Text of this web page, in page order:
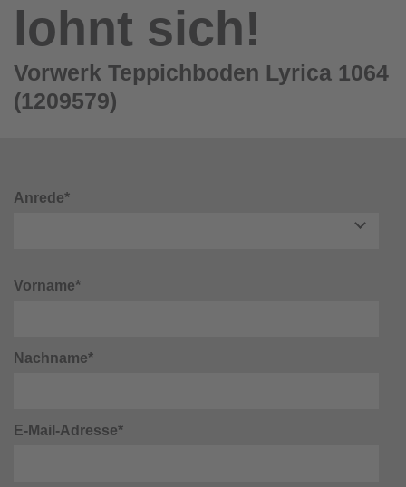
lohnt sich!
Vorwerk Teppichboden Lyrica 1064
(1209579)
Anrede*
Vorname*
Nachname*
E-Mail-Adresse*